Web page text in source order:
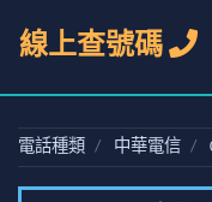
線上查號碼
電話種類 中華電信